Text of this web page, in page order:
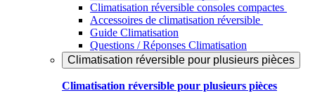
Climatisation réversible consoles compactes
Accessoires de climatisation réversible
Guide Climatisation
Questions / Réponses Climatisation
Climatisation réversible pour plusieurs pièces
Climatisation réversible pour plusieurs pièces